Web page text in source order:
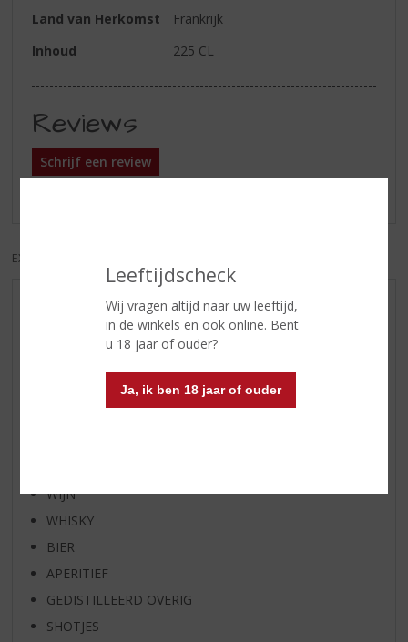
Leeftijdscheck
Wij vragen altijd naar uw leeftijd,
in de winkels en ook online. Bent
u 18 jaar of ouder?
Ja, ik ben 18 jaar of ouder
Land van Herkomst
Frankrijk
Inhoud
225 CL
Reviews
Schrijf een review
EXCL. BTW
AANBIEDINGEN
WIJN VAN DE MAAND
RUM VAN DE MAAND
WIJN
WHISKY
BIER
APERITIEF
GEDISTILLEERD OVERIG
SHOTJES